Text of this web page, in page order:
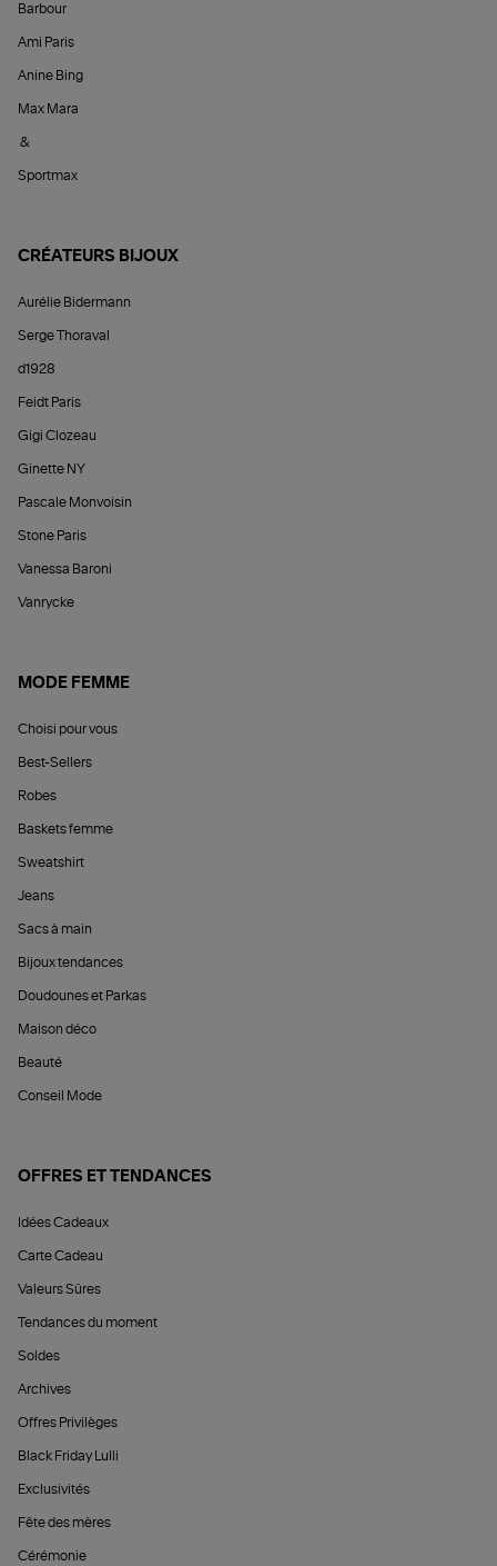
Barbour
Ami Paris
Anine Bing
Max Mara
&
Sportmax
CRÉATEURS BIJOUX
Aurélie Bidermann
Serge Thoraval
d1928
Feidt Paris
Gigi Clozeau
Ginette NY
Pascale Monvoisin
Stone Paris
Vanessa Baroni
Vanrycke
MODE FEMME
Choisi pour vous
Best-Sellers
Robes
Baskets femme
Sweatshirt
Jeans
Sacs à main
Bijoux tendances
Doudounes et Parkas
Maison déco
Beauté
Conseil Mode
OFFRES ET TENDANCES
Idées Cadeaux
Carte Cadeau
Valeurs Sûres
Tendances du moment
Soldes
Archives
Offres Privilèges
Black Friday Lulli
Exclusivités
Fête des mères
Cérémonie